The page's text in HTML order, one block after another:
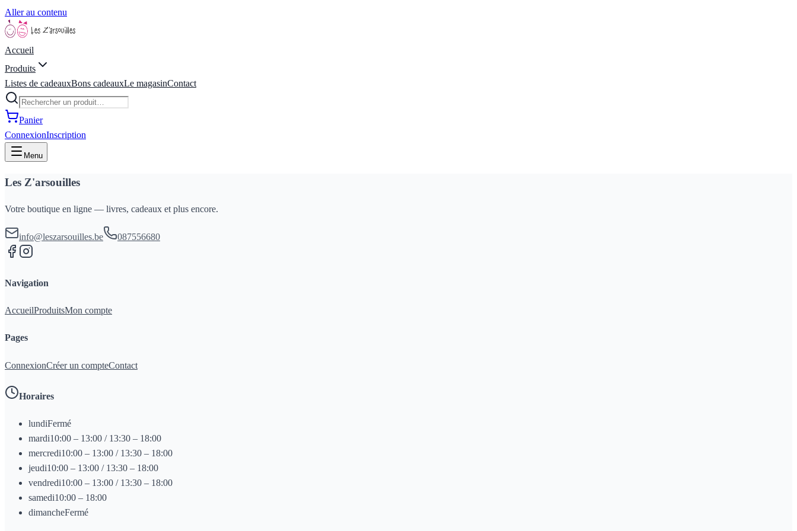
Aller au contenu
Accueil
Produits
Listes de cadeauxBons cadeauxLe magasinContact
Panier
ConnexionInscription
Menu
Les Z'arsouilles
Votre boutique en ligne — livres, cadeaux et plus encore.
info@leszarsouilles.be 087556680
Navigation
AccueilProduitsMon compte
Pages
ConnexionCréer un compteContact
Horaires
lundiFermé
mardi10:00 – 13:00 / 13:30 – 18:00
mercredi10:00 – 13:00 / 13:30 – 18:00
jeudi10:00 – 13:00 / 13:30 – 18:00
vendredi10:00 – 13:00 / 13:30 – 18:00
samedi10:00 – 18:00
dimancheFermé